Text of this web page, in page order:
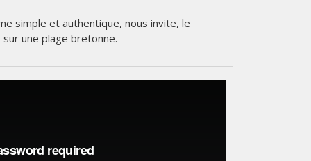
simple et authentique, nous invite, le
une plage bretonne.